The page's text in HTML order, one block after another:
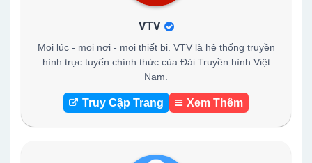
VTV
Mọi lúc - mọi nơi - mọi thiết bị. VTV là hệ thống truyền
hình trực tuyến chính thức của Đài Truyền hình Việt
Nam.
Truy Cập Trang Xem Thêm